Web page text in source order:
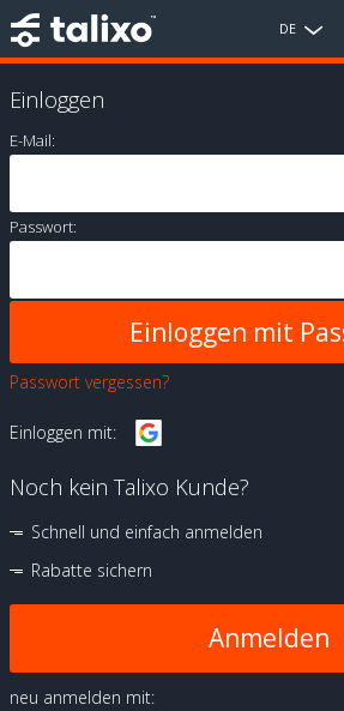
DE
Einloggen
E-Mail:
Passwort:
Passwort vergessen?
Einloggen mit:
Noch kein Talixo Kunde?
Schnell und einfach anmelden
Rabatte sichern
Anmelden
neu anmelden mit: